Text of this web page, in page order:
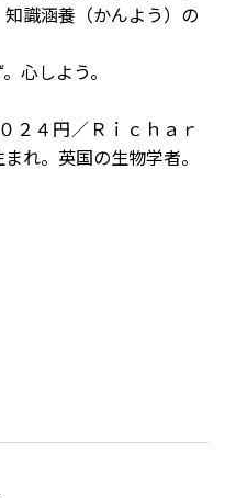
識涵養（かんよう）の
心しよう。
２４円／Ｒｉｃｈａｒ
。英国の生物学者。